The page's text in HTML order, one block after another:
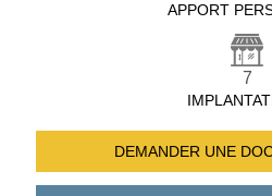
APPORT
7
DEMANDER UNE